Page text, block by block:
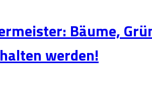
Bäume,
werden!